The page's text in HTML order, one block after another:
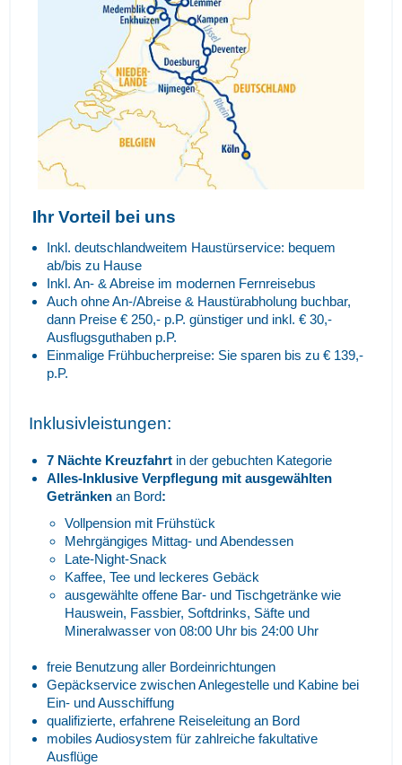
Ihr Vorteil bei uns
Inkl. deutschlandweitem Haustürservice: bequem
ab/bis zu Hause
Inkl. An- & Abreise im modernen Fernreisebus
Auch ohne An-/Abreise & Haustürabholung buchbar,
dann Preise € 250,- p.P. günstiger und inkl. € 30,-
Ausflugsguthaben p.P.
Einmalige Frühbucherpreise: Sie sparen bis zu € 139,-
p.P.
Inklusivleistungen:
7 Nächte Kreuzfahrt in der gebuchten Kategorie
Alles-Inklusive Verpflegung mit ausgewählten
Getränken an Bord:
Vollpension mit Frühstück
Mehrgängiges Mittag- und Abendessen
Late-Night-Snack
Kaffee, Tee und leckeres Gebäck
ausgewählte offene Bar- und Tischgetränke wie
Hauswein, Fassbier, Softdrinks, Säfte und
Mineralwasser von 08:00 Uhr bis 24:00 Uhr
freie Benutzung aller Bordeinrichtungen
Gepäckservice zwischen Anlegestelle und Kabine bei
Ein- und Ausschiffung
qualifizierte, erfahrene Reiseleitung an Bord
mobiles Audiosystem für zahlreiche fakultative
Ausflüge